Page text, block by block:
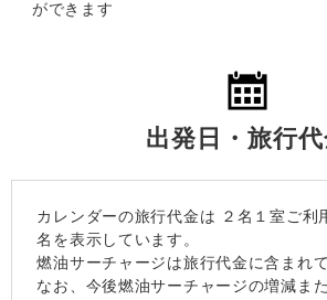
ができます
出発日・旅行
カレンダーの旅行代金は ２名１室ご利
名を表示しています。
燃油サーチャージは旅行代金に含まれて
なお、今後燃油サーチャージの増減ま